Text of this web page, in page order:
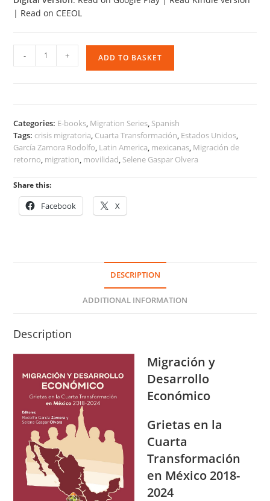
| Read on CEEOL
Migración
y
- + ADD TO BASKET
Categories: E-books, Migration Series, Spanish
Tags: crisis migratoria, Cuarta Transformación, Estados Unidos,
García Zamora Rodolfo, Latin America, mexicanas, Migración de
retorno, migration, movilidad, Selene Gaspar Olvera
Share this:
Facebook X
DESCRIPTION
ADDITIONAL INFORMATION
Description
Migración y
Desarrollo
Económico
Grietas en la
Cuarta
Transformación
en México 2018-
2024